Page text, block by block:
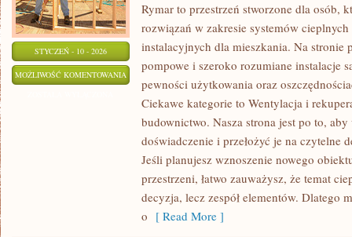
STYCZEŃ - 10 - 2026
MOŻLIWOŚĆ KOMENTOWANIA CHŁODNICTWO
Rymar to przestrzeń stworzone dla osób,
rozwiązań w zakresie systemów
instalacyjnych dla mieszkania. Na stronie
pompowe i szeroko rozumiane instalacje
pewności użytkowania oraz
Ciekawe kategorie to Wentylacja i
budownictwo. Nasza strona jest po to,
doświadczenie i przełożyć je na czytelne
Jeśli planujesz wznoszenie nowego
przestrzeni, łatwo zauważysz, że temat
decyzja, lecz zespół elementów. Dlatego
o [ Read More ]